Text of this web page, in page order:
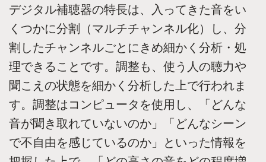
デジタル補聴器の特長は、入ってきた音をい
くつかに分割（マルチチャンネル化）し、分
割したチャンネルごとにきめ細かく分析・処
理できることです。調整も、使う人の聴力や
聞こえの状態を細かく分析した上で行われま
す。調整はコンピュータを使用し、「どんな
音が聞き取れていないのか」「どんなシーン
で不自由を感じているのか」といった情報を